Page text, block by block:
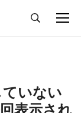
いない
表示され